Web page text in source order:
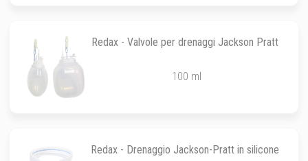
Redax - Valvole per drenaggi Jackson Pratt
100 ml
Redax - Drenaggio Jackson-Pratt in silicone